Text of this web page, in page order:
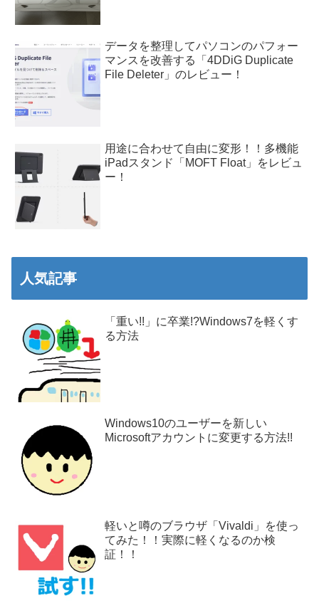
データを整理してパソコンのパフォー
マンスを改善する「4DDiG Duplicate
File Deleter」のレビュー！
用途に合わせて自由に変形！！多機能
iPadスタンド「MOFT Float」をレビュ
ー！
人気記事
「重い!!」に卒業!?Windows7を軽くす
る方法
Windows10のユーザーを新しい
Microsoftアカウントに変更する方法!!
軽いと噂のブラウザ「Vivaldi」を使っ
てみた！！実際に軽くなるのか検
証！！